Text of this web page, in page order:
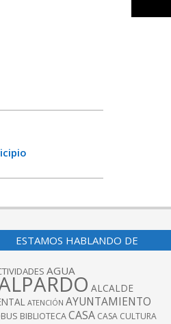
ESTAMOS HABLANDO DE
AGUA
ALCALDE
ATENCIÓN AYUNTAMIENTO
BIBLIOTECACASA CASA CULTURA